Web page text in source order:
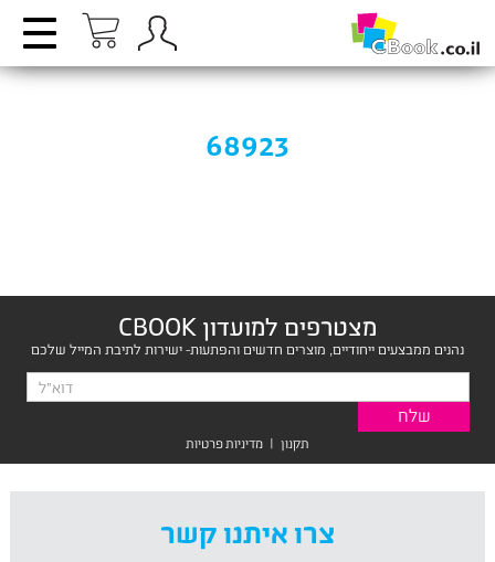
68923
מצטרפים למועדון CBOOK
נהנים ממבצעים ייחודיים, מוצרים חדשים והפתעות- ישירות לתיבת המייל שלכם
תקנון | מדיניות פרטיות
צרו איתנו קשר